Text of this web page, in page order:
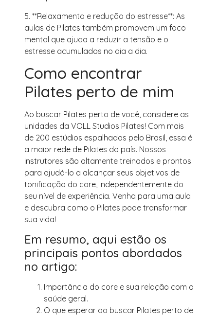
5. **Relaxamento e redução do estresse**: As
aulas de Pilates também promovem um foco
mental que ajuda a reduzir a tensão e o
estresse acumulados no dia a dia.
Como encontrar
Pilates perto de mim
Ao buscar Pilates perto de você, considere as
unidades da VOLL Studios Pilates! Com mais
de 200 estúdios espalhados pelo Brasil, essa é
a maior rede de Pilates do país. Nossos
instrutores são altamente treinados e prontos
para ajudá-lo a alcançar seus objetivos de
tonificação do core, independentemente do
seu nível de experiência. Venha para uma aula
e descubra como o Pilates pode transformar
sua vida!
Em resumo, aqui estão os
principais pontos abordados
no artigo:
Importância do core e sua relação com a
saúde geral.
O que esperar ao buscar Pilates perto de